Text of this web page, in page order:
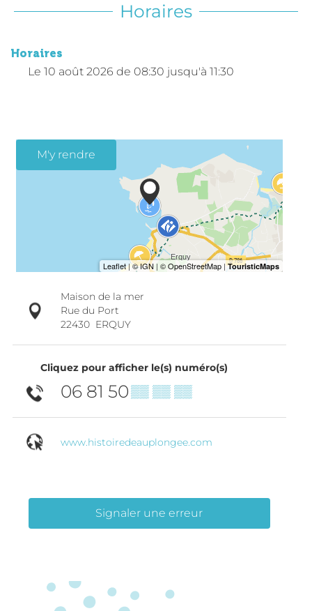
Horaires
Horaires
Le 10 août 2026 de 08:30 jusqu'à 11:30
M'y rendre
Maison de la mer
Rue du Port
22430 ERQUY
Cliquez pour afficher le(s) numéro(s)
06 81 50▒▒ ▒▒ ▒▒
www.histoiredeauplongee.com
Signaler une erreur